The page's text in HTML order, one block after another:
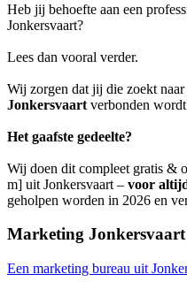
Heb jij behoefte aan een
Jonkersvaart?
Lees dan vooral verder.
Wij zorgen dat jij die zoekt naar
Jonkersvaart verbonden
Het gaafste gedeelte?
Wij doen dit compleet gratis &
m] uit Jonkersvaart – voor
geholpen worden in 2026 en
Marketing Jonkersvaart
Een marketing bureau uit